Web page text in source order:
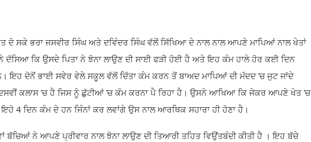
ਦੋ ਸਕੇ ਭਰਾ ਜਸਵੀਰ ਸਿੰਘ ਅਤੇ ਦਵਿੰਦਰ ਸਿੰਘ ਵੱਲੋਂ ਸਿੱਖਿਆ ਦੇ ਨਾਲ ਨਾਲ ਆਪਣੇ ਮਾਪਿਆਂ ਨਾਲ ਖੇਤਾਂ
ਦੱਸਿਆ ਕਿ ਉਸਦੇ ਪਿਤਾ ਨੇ ਝੋਨਾ ਲਾਉਣ ਦੀ ਸਾਈ ਫੜੀ ਹੋਈ ਹੈ ਅਤੇ ਇਹ ਕੰਮ ਹਾਲੇ ਹੋਰ ਕਈ ਦਿਨ
ਇਹ ਦੋਨੋਂ ਭਾਈ ਸਵੇਰ ਵੇਲੇ ਸਕੂਲ ਵੱਲੋਂ ਦਿੱਤਾ ਕੰਮ ਕਰਨ ਤੋਂ ਬਾਅਦ ਮਾਪਿਆਂ ਦੀ ਮੱਦਦ ’ਚ ਜੁਟ ਜਾਂਦੇ
ਕਲਾਸ ’ਚ ਹੈ ਜਿਸ ਨੂੰ ਛੁੱਟੀਆਂ ’ਚ ਕੰਮ ਕਰਨਾ ਪੈ ਰਿਹਾ ਹੈ। ਉਸਨੇ ਆਖਿਆ ਕਿ ਜੇਕਰ ਆਪਣੇ ਖੇਤ ’ਚ
4 ਦਿਨ ਕੰਮ ਦੇ ਹਨ ਜਿੰਨਾਂ ਕਰ ਲਵਾਂਗੇ ਉਸ ਨਾਲ ਆਰਥਿਕ ਸਹਾਰਾ ਹੀ ਹੋਣਾ ਹੈ।
ਬੱਚਿਆਂ ਨੇ ਆਪਣੇ ਪ੍ਰੀਵਾਰ ਨਾਲ ਝੋਨਾ ਲਾਉਣ ਦੀ ਤਿਆਰੀ ਤਹਿਤ ਵਿਉਂਤਬੰਦੀ ਕੀਤੀ ਹੈ । ਇਹ ਬੱਚੇ